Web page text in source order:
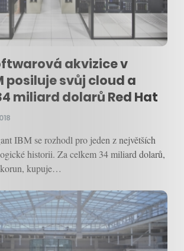
akvizice v
posiluje svůj cloud a
miliard dolarů Red Hat
IBM se rozhodl pro jeden z největších
historii. Za celkem 34 miliard dolarů,
kupuje…